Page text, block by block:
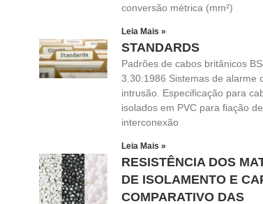
conversão métrica (mm²)
Leia Mais »
STANDARDS
Padrões de cabos britânicos
3.30:1986 Sistemas de alarme
intrusão. Especificação para
isolados em PVC para fiação de
interconexão
Leia Mais »
RESISTÊNCIA DOS
DE ISOLAMENTO E
COMPARATIVO DAS